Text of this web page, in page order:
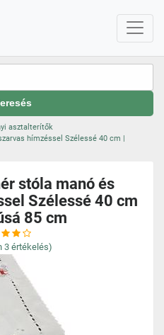
asztalterítők
hímzéssel Szélessé 40 cm |
stóla manó és
Szélessé 40 cm
85 cm
3 értékelés)